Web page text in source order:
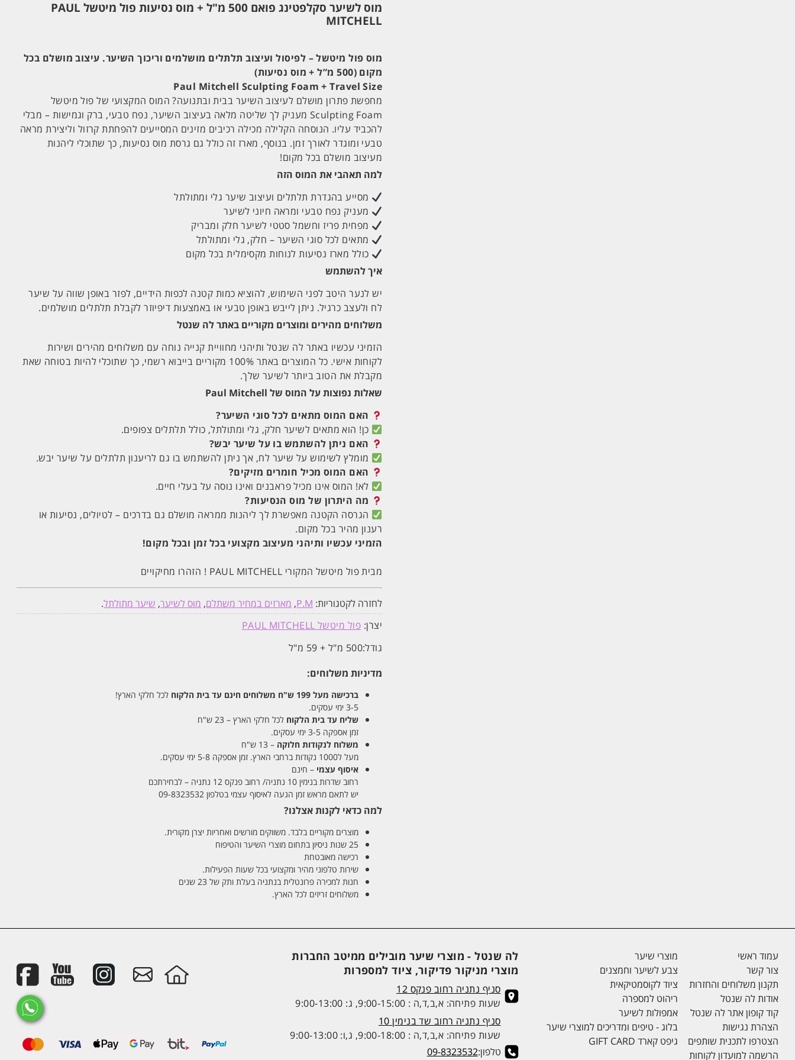
מוס לשיער סקלפטינג פואם 500 מ"ל + מוס נסיעות פול מיטשל PAUL
MITCHELL
מוס פול מיטשל – לפיסול ועיצוב תלתלים מושלמים וריכוך השיער. עיצוב מושלם בכל
מקום (500 מ”ל + מוס נסיעות)
Paul Mitchell Sculpting Foam + Travel Size
מחפשת פתרון מושלם לעיצוב השיער בבית ובתנועה? המוס המקצועי של פול מיטשל
Sculpting Foam מעניק לך שליטה מלאה בעיצוב השיער, נפח טבעי, ברק וגמישות – מבלי
להכביד עליו. הנוסחה הקלילה מכילה רכיבים מזינים המסייעים להפחתת קרזול וליצירת מראה
טבעי ומוגדר לאורך זמן. בנוסף, מארז זה כולל גם גרסת מוס נסיעות, כך שתוכלי ליהנות
מעיצוב מושלם בכל מקום!
למה תאהבי את המוס הזה
מסייע בהגדרת תלתלים ועיצוב שיער גלי ומתולתל
מעניק נפח טבעי ומראה חיוני לשיער
מפחית פריז וחשמל סטטי לשיער חלק ומבריק
מתאים לכל סוגי השיער – חלק, גלי ומתולתל
כולל מארז נסיעות לנוחות מקסימלית בכל מקום
איך להשתמש
יש לנער היטב לפני השימוש, להוציא כמות קטנה לכפות הידיים, לפזר באופן שווה על שיער
לח ולעצב כרגיל. ניתן לייבש באופן טבעי או באמצעות דיפיוזר לקבלת תלתלים מושלמים.
משלוחים מהירים ומוצרים מקוריים באתר לה שנטל
הזמיני עכשיו באתר לה שנטל ותיהני מחוויית קנייה נוחה עם משלוחים מהירים ושירות
לקוחות אישי. כל המוצרים באתר 100% מקוריים בייבוא רשמי, כך שתוכלי להיות בטוחה שאת
מקבלת את הטוב ביותר לשיער שלך.
שאלות נפוצות על המוס של Paul Mitchell
האם המוס מתאים לכל סוגי השיער?
כן! הוא מתאים לשיער חלק, גלי ומתולתל, כולל תלתלים צפופים.
האם ניתן להשתמש בו על שיער יבש?
מומלץ לשימוש על שיער לח, אך ניתן להשתמש בו גם לריענון תלתלים על שיער יבש.
האם המוס מכיל חומרים מזיקים?
לא! המוס אינו מכיל פראבנים ואינו נוסה על בעלי חיים.
מה היתרון של מוס הנסיעות?
הגרסה הקטנה מאפשרת לך ליהנות ממראה מושלם גם בדרכים – לטיולים, נסיעות או
רענון מהיר בכל מקום.
הזמיני עכשיו ותיהני מעיצוב מקצועי בכל זמן ובכל מקום!
מבית פול מיטשל המקורי PAUL MITCHELL ! הזהרו מחיקויים
לחזרה לקטגוריות: P.M
, מארזים במחיר משתלם, מוס לשיער, שיער מתולתל.
יצרן: פול מיטשל PAUL MITCHELL
גודל:500 מ"ל + 59 מ"ל
מדיניות משלוחים:
ברכישה מעל 199 ש"ח משלוחים חינם עד בית הלקוח לכל חלקי הארץ!
3-5 ימי עסקים.
שליח עד בית הלקוח לכל חלקי הארץ – 23 ש"ח
זמן אספקה 3-5 ימי עסקים.
משלוח לנקודות חלוקה – 13 ש"ח
מעל ל1000 נקודות ברחבי הארץ. זמן אספקה 5-8 ימי עסקים.
איסוף עצמי – חינם
רחוב שדרות בנימין 10 נתניה/ רחוב פנקס 12 נתניה – לבחירתכם
יש לתאם מראש זמן הגעה לאיסוף עצמי בטלפון 09-8323532
למה כדאי לקנות אצלנו?
מוצרים מקוריים בלבד. משווקים מורשים ואחריות יצרן מקורית.
25 שנות ניסיון בתחום מוצרי השיער והטיפוח
רכישה מאובטחת
שירות טלפוני מהיר ומקצועי בכל שעות הפעילות.
חנות למכירה פרונטלית בנתניה בעלת ותק של 23 שנים
משלוחים זריזים לכל הארץ.
עמוד ראשי
צור קשר
תקנון משלוחים והחזרות
אודות לה שנטל
קוד קופון אתר לה שנטל
הצהרת נגישות
הצטרפו לתכנית שותפים
הרשמה למועדון לקוחות
מוצרי שיער
צבע לשיער וחמצנים
ציוד לקוסמטיקאית
ריהוט למספרה
אמפולות לשיער
בלוג - טיפים ומדריכים למוצרי שיער
גיפט קארד GIFT CARD
לה שנטל - מוצרי שיער מובילים ממיטב החברות
מוצרי מניקור פדיקור, ציוד למספרות
סניף נתניה רחוב פנקס 12
שעות פתיחה: א,ב,ד,ה : 9:00-15:00, ג: 9:00-13:00
סניף נתניה רחוב שד בנימין 10
שעות פתיחה: א,ב,ד,ה : 9:00-18:00, ג,ו: 9:00-13:00
טלפון:09-8323532